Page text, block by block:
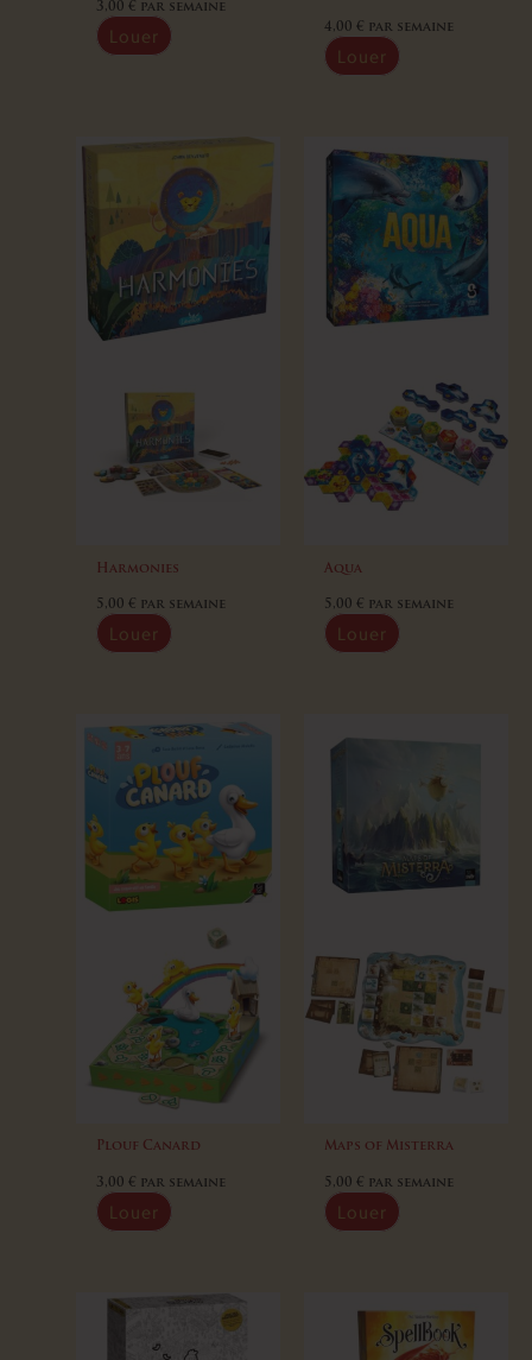
3,00 € par semaine
Louer 4,00 € par semaine
Louer
Harmonies
5,00 € par semaine
Louer
Aqua
5,00 € par semaine
Louer
Plouf Canard
3,00 € par semaine
Louer
Maps of Misterra
5,00 € par semaine
Louer